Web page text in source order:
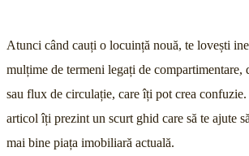
Atunci când cauți o locuință nouă, te lovești
mulțime de termeni legați de compartimentare,
sau flux de circulație, care îți pot crea confuzie.
articol îți prezint un scurt ghid care să te ajute
mai bine piața imobiliară actuală.